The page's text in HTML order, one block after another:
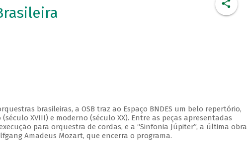
brasileiras, a OSB traz ao Espaço BNDES um belo repertório,
XVIII) e moderno (século XX). Entre as peças apresentadas
para orquestra de cordas, e a “Sinfonia Júpiter”, a última obra
Amadeus Mozart, que encerra o programa.